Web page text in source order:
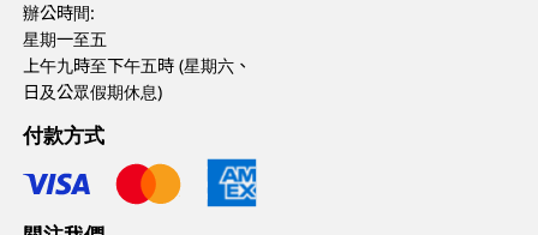
辦公時間:
星期一至五
上午九時至下午五時 (星期六、
日及公眾假期休息)
付款方式